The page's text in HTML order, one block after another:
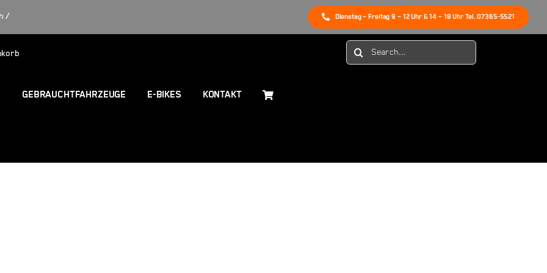
/ Dienstag – Freitag 9 – 12 Uhr & 14 – 18 Uhr Tel. 07365-5521
Suche
nach:
GEBRAUCHTFAHRZEUGE E-BIKES KONTAKT